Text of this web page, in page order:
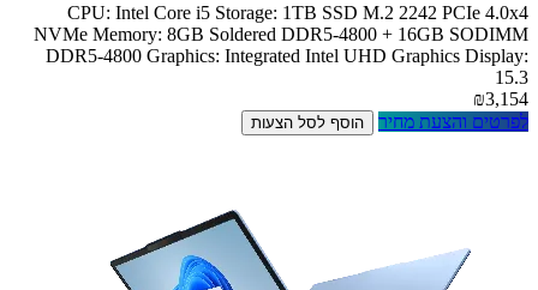
CPU: Intel Core i5 Storage: 1TB SSD M.2 2242 PCIe 4.0x4
NVMe Memory: 8GB Soldered DDR5-4800 + 16GB SODIMM
DDR5-4800 Graphics: Integrated Intel UHD Graphics Display:
15.3
₪3,154
לפרטים והצעת מחיר
הוסף לסל הצעות